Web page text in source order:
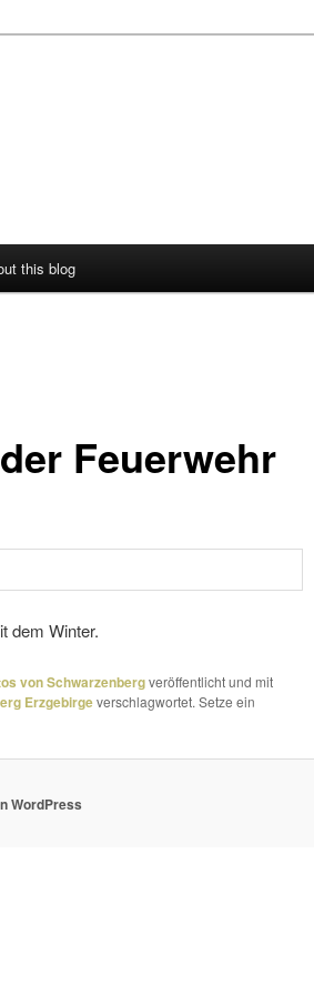
this blog
Feuerwehr
dem Winter.
von Schwarzenbergveröffentlicht und mit
Erzgebirgeverschlagwortet. Setze ein
WordPress